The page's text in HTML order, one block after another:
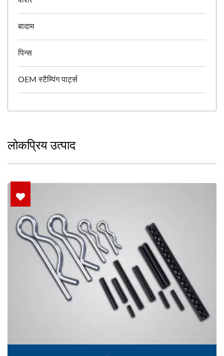
बादाम
पिन्स
OEM स्टैम्पिंग पार्ट्स
लोकप्रिय उत्पाद